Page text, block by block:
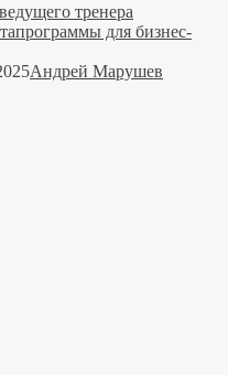
тренера
для бизнес-
Андрей Марушев